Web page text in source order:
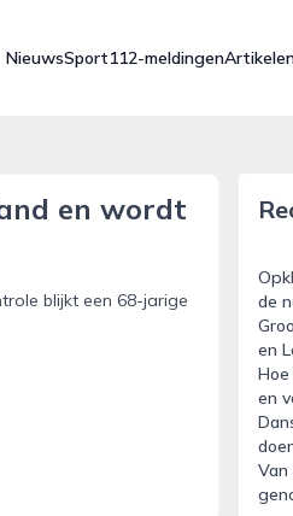
NieuwsSport112-meldingen
en wordt
blijkt een 68-jarige
de
en
en